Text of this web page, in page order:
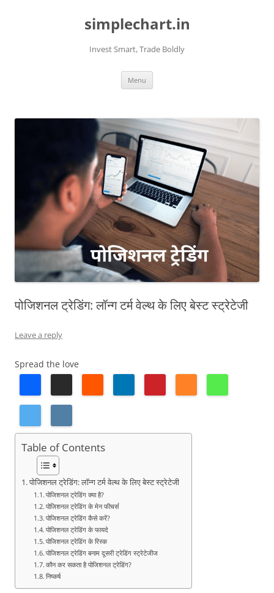
simplechart.in
Invest Smart, Trade Boldly
Menu
पोजिशनल ट्रेडिंग: लॉन्ग टर्म वेल्थ के लिए बेस्ट स्ट्रेटेजी
Leave a reply
Spread the love
Table of Contents
पोजिशनल ट्रेडिंग: लॉन्ग टर्म वेल्थ के लिए बेस्ट स्ट्रेटेजी
पोजिशनल ट्रेडिंग क्या है?
पोजिशनल ट्रेडिंग के मेन फीचर्स
पोजिशनल ट्रेडिंग कैसे करें?
पोजिशनल ट्रेडिंग के फायदे
पोजिशनल ट्रेडिंग के रिस्क
पोजिशनल ट्रेडिंग बनाम दूसरी ट्रेडिंग स्ट्रेटेजीज
कौन कर सकता है पोजिशनल ट्रेडिंग?
निष्कर्ष